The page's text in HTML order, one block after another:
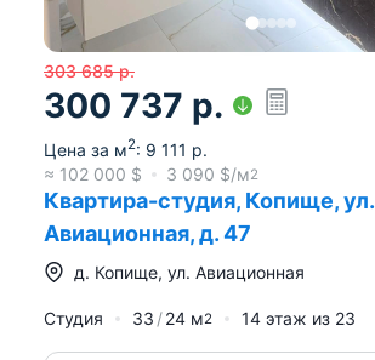
303 685 р.
300 737 р.
Цена за м2: 9 111 р.
≈ 102 000 $ 3 090 $/м2
Квартира-студия, Копище, ул.
Авиационная, д. 47
д. Копище, ул. Авиационная
Студия 33 24 м2 14 этаж из 23